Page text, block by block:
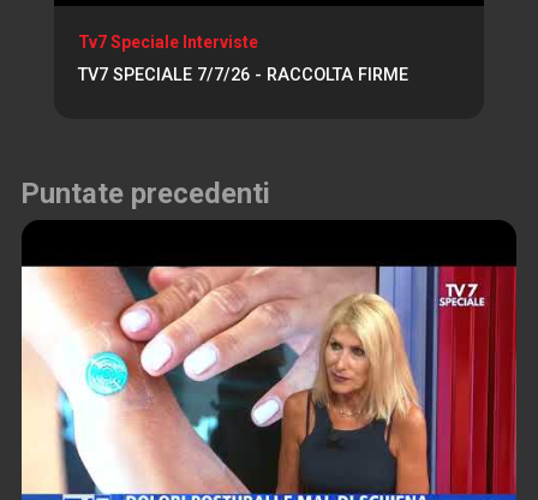
Tv7 Speciale Interviste
TV7 SPECIALE 7/7/26 - RACCOLTA FIRME
Puntate precedenti